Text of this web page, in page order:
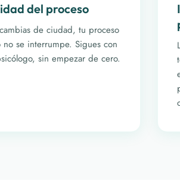
del proceso
de ciudad, tu proceso
no se interrumpe. Sigues con
sin empezar de cero.